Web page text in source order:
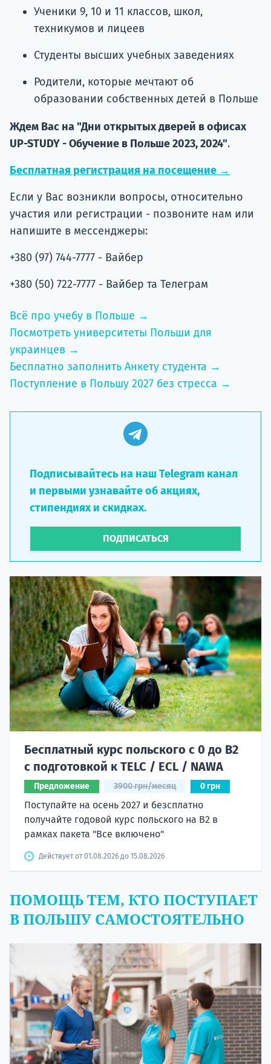
Ученики 9, 10 и 11 классов, школ,
техникумов и лицеев
Студенты высших учебных заведениях
Родители, которые мечтают об
образовании собственных детей в Польше
Ждем Вас на "Дни открытых дверей в офисах
UP-STUDY - Обучение в Польше 2023, 2024".
Бесплатная регистрация на посещение →
Если у Вас возникли вопросы, относительно
участия или регистрации - позвоните нам или
напишите в мессенджеры:
+380 (97) 744-7777 - Вайбер
+380 (50) 722-7777 - Вайбер та Телеграм
Всё про учебу в Польше →
Посмотреть университеты Польши для
украинцев →
Бесплатно заполнить Анкету студента →
Поступление в Польшу 2027 без стресса →
Подписывайтесь на наш Telegram канал
и первыми узнавайте об акциях,
стипендиях и скидках.
ПОДПИСАТЬСЯ
Бесплатный курс польского с 0 до B2
с подготовкой к TELC / ECL / NAWA
Предложение 3900 грн/месяц 0 грн
Поступайте на осень 2027 и безсплатно
получайте годовой курс польского на B2 в
рамках пакета "Все включено"
Действует от 01.08.2026 до 15.08.2026
ПОМОЩЬ ТЕМ, КТО ПОСТУПАЕТ
В ПОЛЬШУ САМОСТОЯТЕЛЬНО